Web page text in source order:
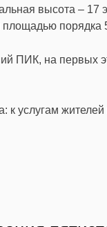
высота – 17
порядка
ПИК, на первых
к услугам жителей